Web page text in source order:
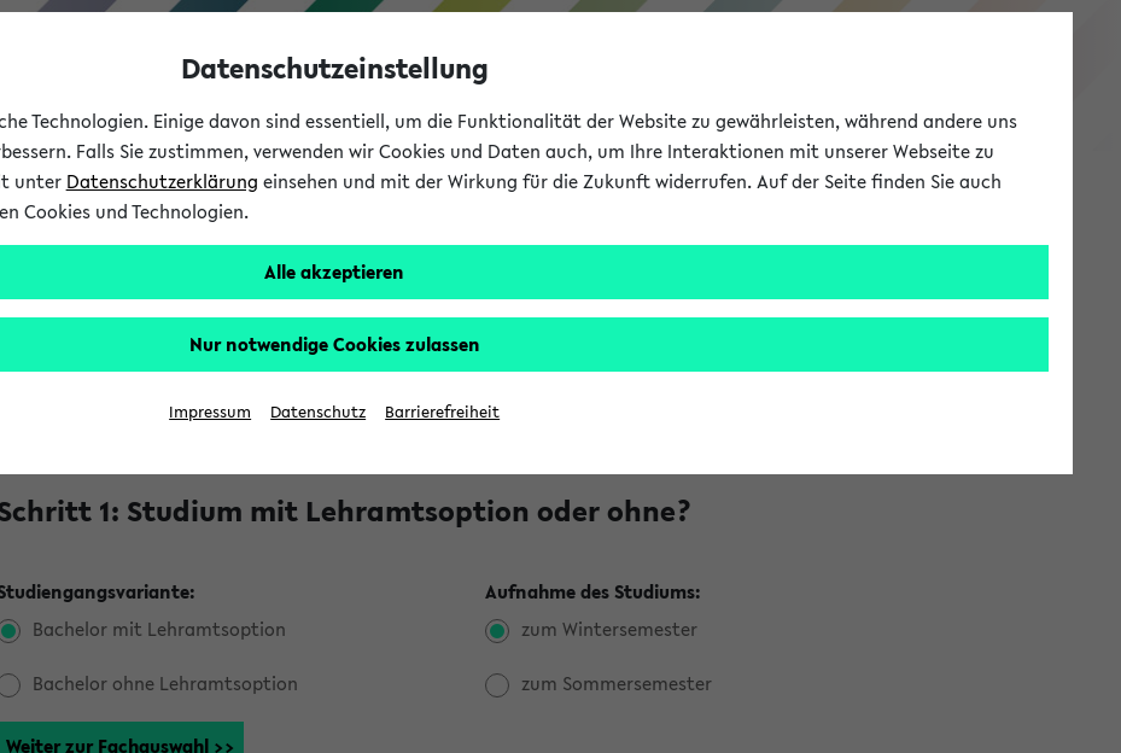
Studieninformation
Studium
Bachelorbaukasten
Auf dieser Seite kannst du dir dein Bachelor Studium an der Universität
1: Studium mit Lehramtsoption oder ohne?
Bachelor mit Lehramtsoption
Bachelor ohne Lehramtsoption
Aufnahme des Studiums:
zum Wintersemester
zum Sommersemester
Datenschutzeinstellung
Technologien. Einige davon sind essentiell, um die Funktionalität der Website zu gewährleisten, während andere uns
Falls Sie zustimmen, verwenden wir Cookies und Daten auch, um Ihre Interaktionen mit unserer Webseite zu
unter Datenschutzerklärung einsehen und mit der Wirkung für die Zukunft widerrufen. Auf der Seite finden Sie auch
Cookies und Technologien.
Alle akzeptieren
Nur notwendige Cookies zulassen
Impressum Datenschutz Barrierefreiheit